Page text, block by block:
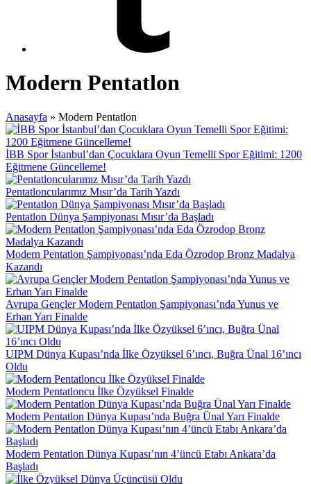
Modern Pentatlon
Anasayfa » Modern Pentatlon
İBB Spor İstanbul’dan Çocuklara Oyun Temelli Spor Eğitimi: 1200
Eğitmene Güncelleme!
Pentatloncularımız Mısır’da Tarih Yazdı
Pentatlon Dünya Şampiyonası Mısır’da Başladı
Modern Pentatlon Şampiyonası’nda Eda Özrodop Bronz Madalya
Kazandı
Avrupa Gençler Modern Pentatlon Şampiyonası’nda Yunus ve
Erhan Yarı Finalde
UIPM Dünya Kupası’nda İlke Özyüksel 6’ıncı, Buğra Ünal 16’ıncı
Oldu
Modern Pentatloncu İlke Özyüksel Finalde
Modern Pentatlon Dünya Kupası’nda Buğra Ünal Yarı Finalde
Modern Pentatlon Dünya Kupası’nın 4’üncü Etabı Ankara’da
Başladı